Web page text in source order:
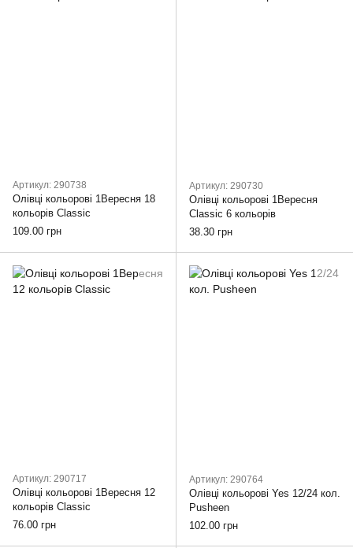
Артикул: 290738
Олівці кольорові 1Вересня 18
кольорів Classic
109.00 грн
Артикул: 290730
Олівці кольорові 1Вересня
Classic 6 кольорів
38.30 грн
Артикул: 290717
Олівці кольорові 1Вересня 12
кольорів Classic
76.00 грн
Артикул: 290764
Олівці кольорові Yes 12/24 кол.
Pusheen
102.00 грн